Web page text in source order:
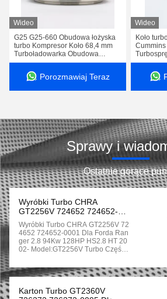
Wideo
G25 G25-660 Obudowa łożyska
turbo Kompresor Koło 68,4 mm
Turboładowarka Obudowa
centralna
Porozmawiaj Teraz
Wideo
Koło
5350611
Sprawy i
Ostatnie gorące
Wyróbki Turbo CHRA
GT2256V 724652 724652-
0001 Dla Forda Ranger 2.8
94Kw 128HP HS2.8 HT 2002-
Wyróbki Turbo CHRA GT2256V 72
4652 724652-0001 Dla Forda Ran
Ger 2.8 94Kw 128HP HS2.8 HT 20
02- Model:GT2256V Turbo Część
1S Turbo OEM NIE. EX79517,7951
Fpr Ford Ranger Z Silnikiem 2.8L E
Karton Turbo GT2360V